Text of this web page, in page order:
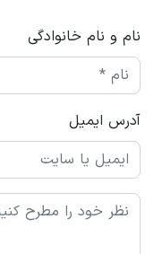
نام و نام خانوادگی
آدرس ایمیل